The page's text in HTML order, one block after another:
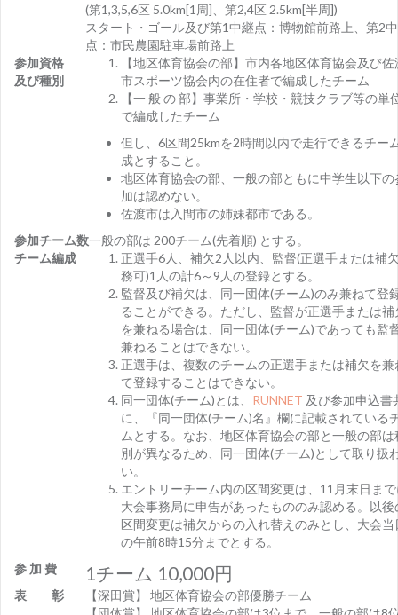
(第1,3,5,6区 5.0km[1周]、第2,4区 2.5km[半周])
スタート・ゴール及び第1中継点：博物館前路上、第2
点：市民農園駐車場前路上
参加資格
及び種別
【地区体育協会の部】市内各地区体育協会及び佐
市スポーツ協会内の在住者で編成したチーム
【一 般 の 部】事業所・学校・競技クラブ等の単
で編成したチーム
但し、6区間25kmを2時間以内で走行できるチー
成とすること。
地区体育協会の部、一般の部ともに中学生以下の
加は認めない。
佐渡市は入間市の姉妹都市である。
参加チーム数一般の部は 200チーム(先着順) とする。
チーム編成
正選手6人、補欠2人以内、監督(正選手または補
務可)1人の計6～9人の登録とする。
監督及び補欠は、同一団体(チーム)のみ兼ねて登
ることができる。ただし、監督が正選手または補
を兼ねる場合は、同一団体(チーム)であっても監
兼ねることはできない。
正選手は、複数のチームの正選手または補欠を兼
て登録することはできない。
同一団体(チーム)とは、 RUNNET 及び参加申込書
に、『同一団体(チーム)名』欄に記載されている
ムとする。なお、地区体育協会の部と一般の部は
別が異なるため、同一団体(チーム)として取り扱
い。
エントリーチーム内の区間変更は、11月末日ま
大会事務局に申告があったもののみ認める。以後
区間変更は補欠からの入れ替えのみとし、大会当
の午前8時15分までとする。
参 加 費
1チーム 10,000円
表 彰
【深田賞】 地区体育協会の部優勝チーム